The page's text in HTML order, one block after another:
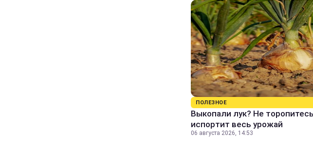
ПОЛЕЗНОЕ
Выкопали лук? Не
испортит весь урожай
06 августа 2026, 14:53